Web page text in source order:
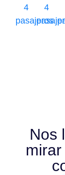
4
pasajeros
4
Nos